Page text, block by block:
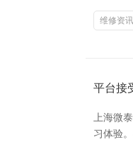
维修资讯
平台接
上海微
习体验